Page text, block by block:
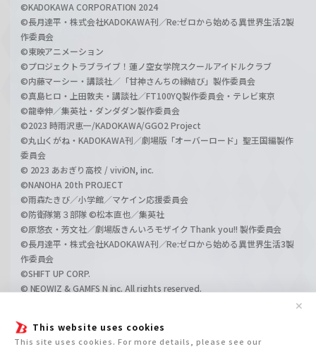
This website uses cookies
This site uses cookies. For more details, please see our
✕
©KADOKAWA CORPORATION 2024
©長月達平・株式会社KADOKAWA刊／Re:ゼロから始める異世界生活2製
作委員会
©東映アニメーション
©プロジェクトラブライブ！蓮ノ空女学院スクールアイドルクラブ
©内藤マーシー・講談社／「甘神さんちの縁結び」製作委員会
©真島ヒロ・上田敦夫・講談社／FT100YQ製作委員会・テレビ東京
©龍幸伸／集英社・ダンダダン製作委員会
©2023 時雨沢恵一/KADOKAWA/GGO2 Project
©丸山くがね・KADOKAWA刊／劇場版「オーバーロード」聖王国編製作
委員会
© 2023 あおぎり高校 / viviON, inc.
©NANOHA 20th PROJECT
©雨森たきび／小学館／マケイン応援委員会
©防衛隊第３部隊 ©松本直也／集英社
©原悠衣・芳文社／劇場版きんいろモザイク Thank you!! 製作委員会
©長月達平・株式会社KADOKAWA刊／Re:ゼロから始める異世界生活3製
作委員会
©SHIFT UP CORP.
© NEOWIZ & GAMFS N inc. All rights reserved.
©GIRLS und PANZER Film Projekt